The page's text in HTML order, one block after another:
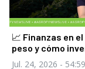
📈 Finanzas en
peso y cómo
Jul. 24, 2026 -